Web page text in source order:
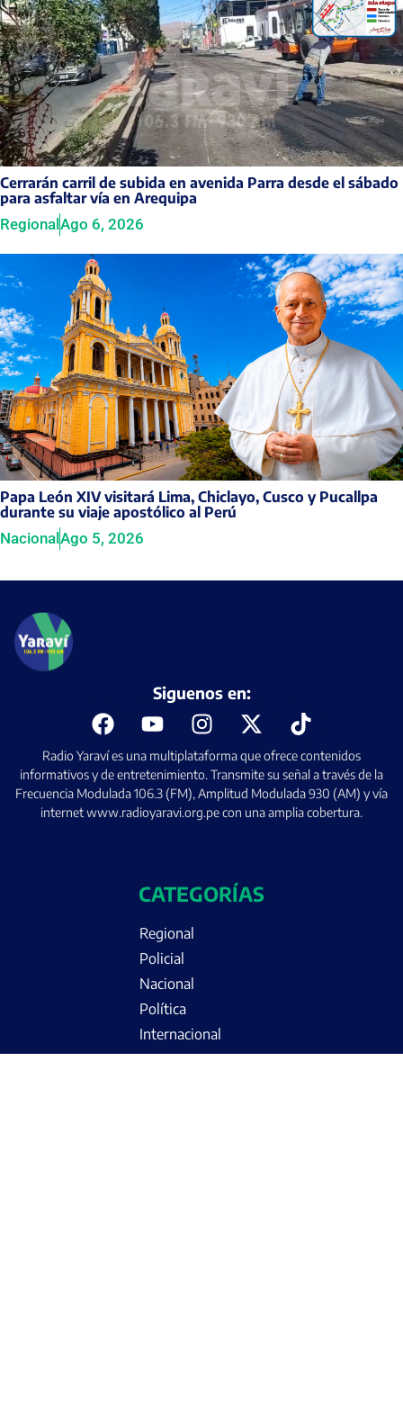
Cerrarán carril de subida en avenida Parra desde el sábado
para asfaltar vía en Arequipa
Regional Ago 6, 2026
Papa León XIV visitará Lima, Chiclayo, Cusco y Pucallpa
durante su viaje apostólico al Perú
Nacional Ago 5, 2026
Radio Yaraví es una multiplataforma que ofrece contenidos
informativos y de entretenimiento. Transmite su señal a través de la
Frecuencia Modulada 106.3 (FM), Amplitud Modulada 930 (AM) y vía
internet www.radioyaravi.org.pe con una amplia cobertura.
Siguenos en:
CATEGORÍAS
Regional
Policial
Nacional
Política
Internacional
Deportes